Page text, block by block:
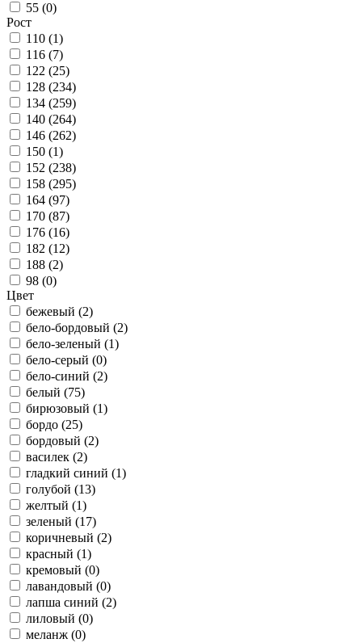
55 (0)
Рост
110 (1)
116 (7)
122 (25)
128 (234)
134 (259)
140 (264)
146 (262)
150 (1)
152 (238)
158 (295)
164 (97)
170 (87)
176 (16)
182 (12)
188 (2)
98 (0)
Цвет
бежевый (2)
бело-бордовый (2)
бело-зеленый (1)
бело-серый (0)
бело-синий (2)
белый (75)
бирюзовый (1)
бордо (25)
бордовый (2)
василек (2)
гладкий синий (1)
голубой (13)
желтый (1)
зеленый (17)
коричневый (2)
красный (1)
кремовый (0)
лавандовый (0)
лапша синий (2)
лиловый (0)
меланж (0)